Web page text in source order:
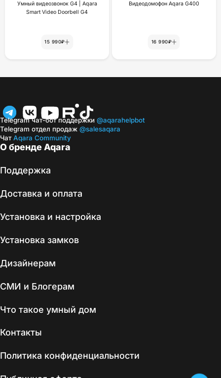
Умный видеозвонок G4 | Aqara
Smart Video Doorbell G4
15 990₽
Видеодомофон Aqara G400
16 990₽
О бренде Aqara
Поддержка
Доставка и оплата
Установка и настройка
Установка замков
Дизайнерам
СМИ и Блогерам
Что такое умный дом
Контакты
Политика конфиденциальности
Telegram чат-бот поддержки @aqarahelpbot
Telegram отдел продаж @salesaqara
ЧатAqara Community